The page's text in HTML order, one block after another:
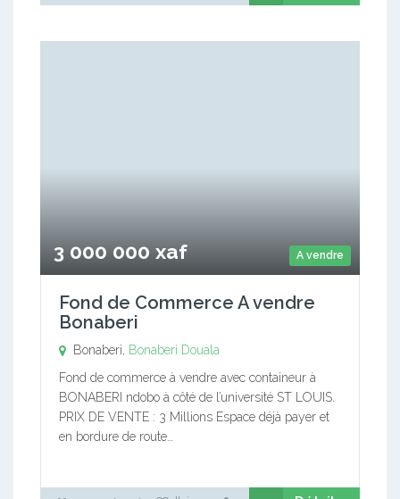
A vendre
3 000 000 xaf
Fond de Commerce A vendre
Bonaberi
Bonaberi, Bonaberi Douala
Fond de commerce à vendre avec containeur à
BONABERI ndobo à côté de l’université ST LOUIS.
PRIX DE VENTE : 3 Millions Espace déjà payer et
en bordure de route…